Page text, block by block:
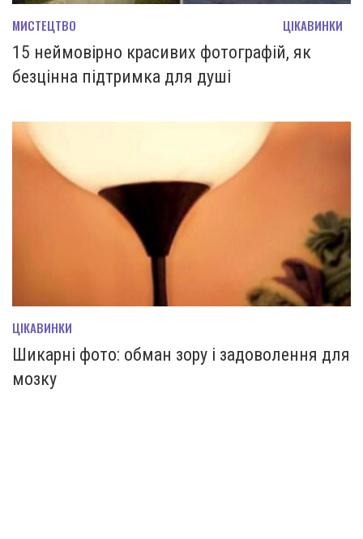
МИСТЕЦТВО ЦІКАВИНКИ
15 неймовірно красивих фотографій, як
безцінна підтримка для душі
ЦІКАВИНКИ
Шикарні фото: обман зору і задоволення для
мозку